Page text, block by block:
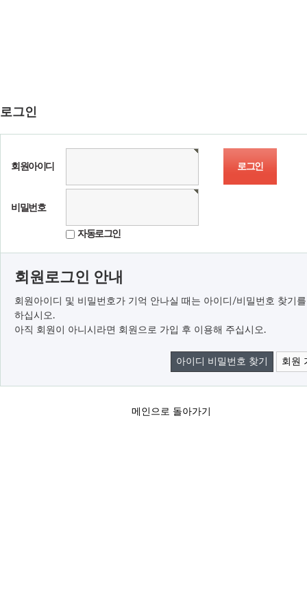
로그인
회원아이디
비밀번호
자동로그인
회원로그인 안내
회원아이디 및 비밀번호가 기억 안나실 때는 아이디/비밀번호 찾기
하십시오.
아직 회원이 아니시라면 회원으로 가입 후 이용해 주십시오.
아이디 비밀번호 찾기 회원
메인으로 돌아가기